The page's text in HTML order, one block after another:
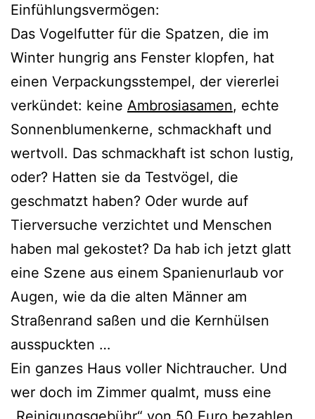
Einfühlungsvermögen:
Das Vogelfutter für die Spatzen, die im
Winter hung­rig ans Fenster klop­fen, hat
einen Verpackungsstempel, der vie­rer­lei
ver­kün­det: kei­ne Ambrosiasamen, ech­te
Sonnenblumenkerne, schmack­haft und
wert­voll. Das schmack­haft ist schon lus­tig,
oder? Hatten sie da Testvögel, die
geschmatzt haben? Oder wur­de auf
Tierversuche ver­zich­tet und Menschen
haben mal gekos­tet? Da hab ich jetzt glatt
eine Szene aus einem Spanienurlaub vor
Augen, wie da die alten Männer am
Straßenrand saßen und die Kernhülsen
ausspuckten …
Ein gan­zes Haus vol­ler Nichtraucher. Und
wer doch im Zimmer qualmt, muss eine